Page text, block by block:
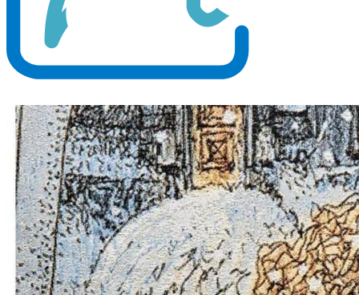
Сначала новые▾
Комментарии
ElenaBasova